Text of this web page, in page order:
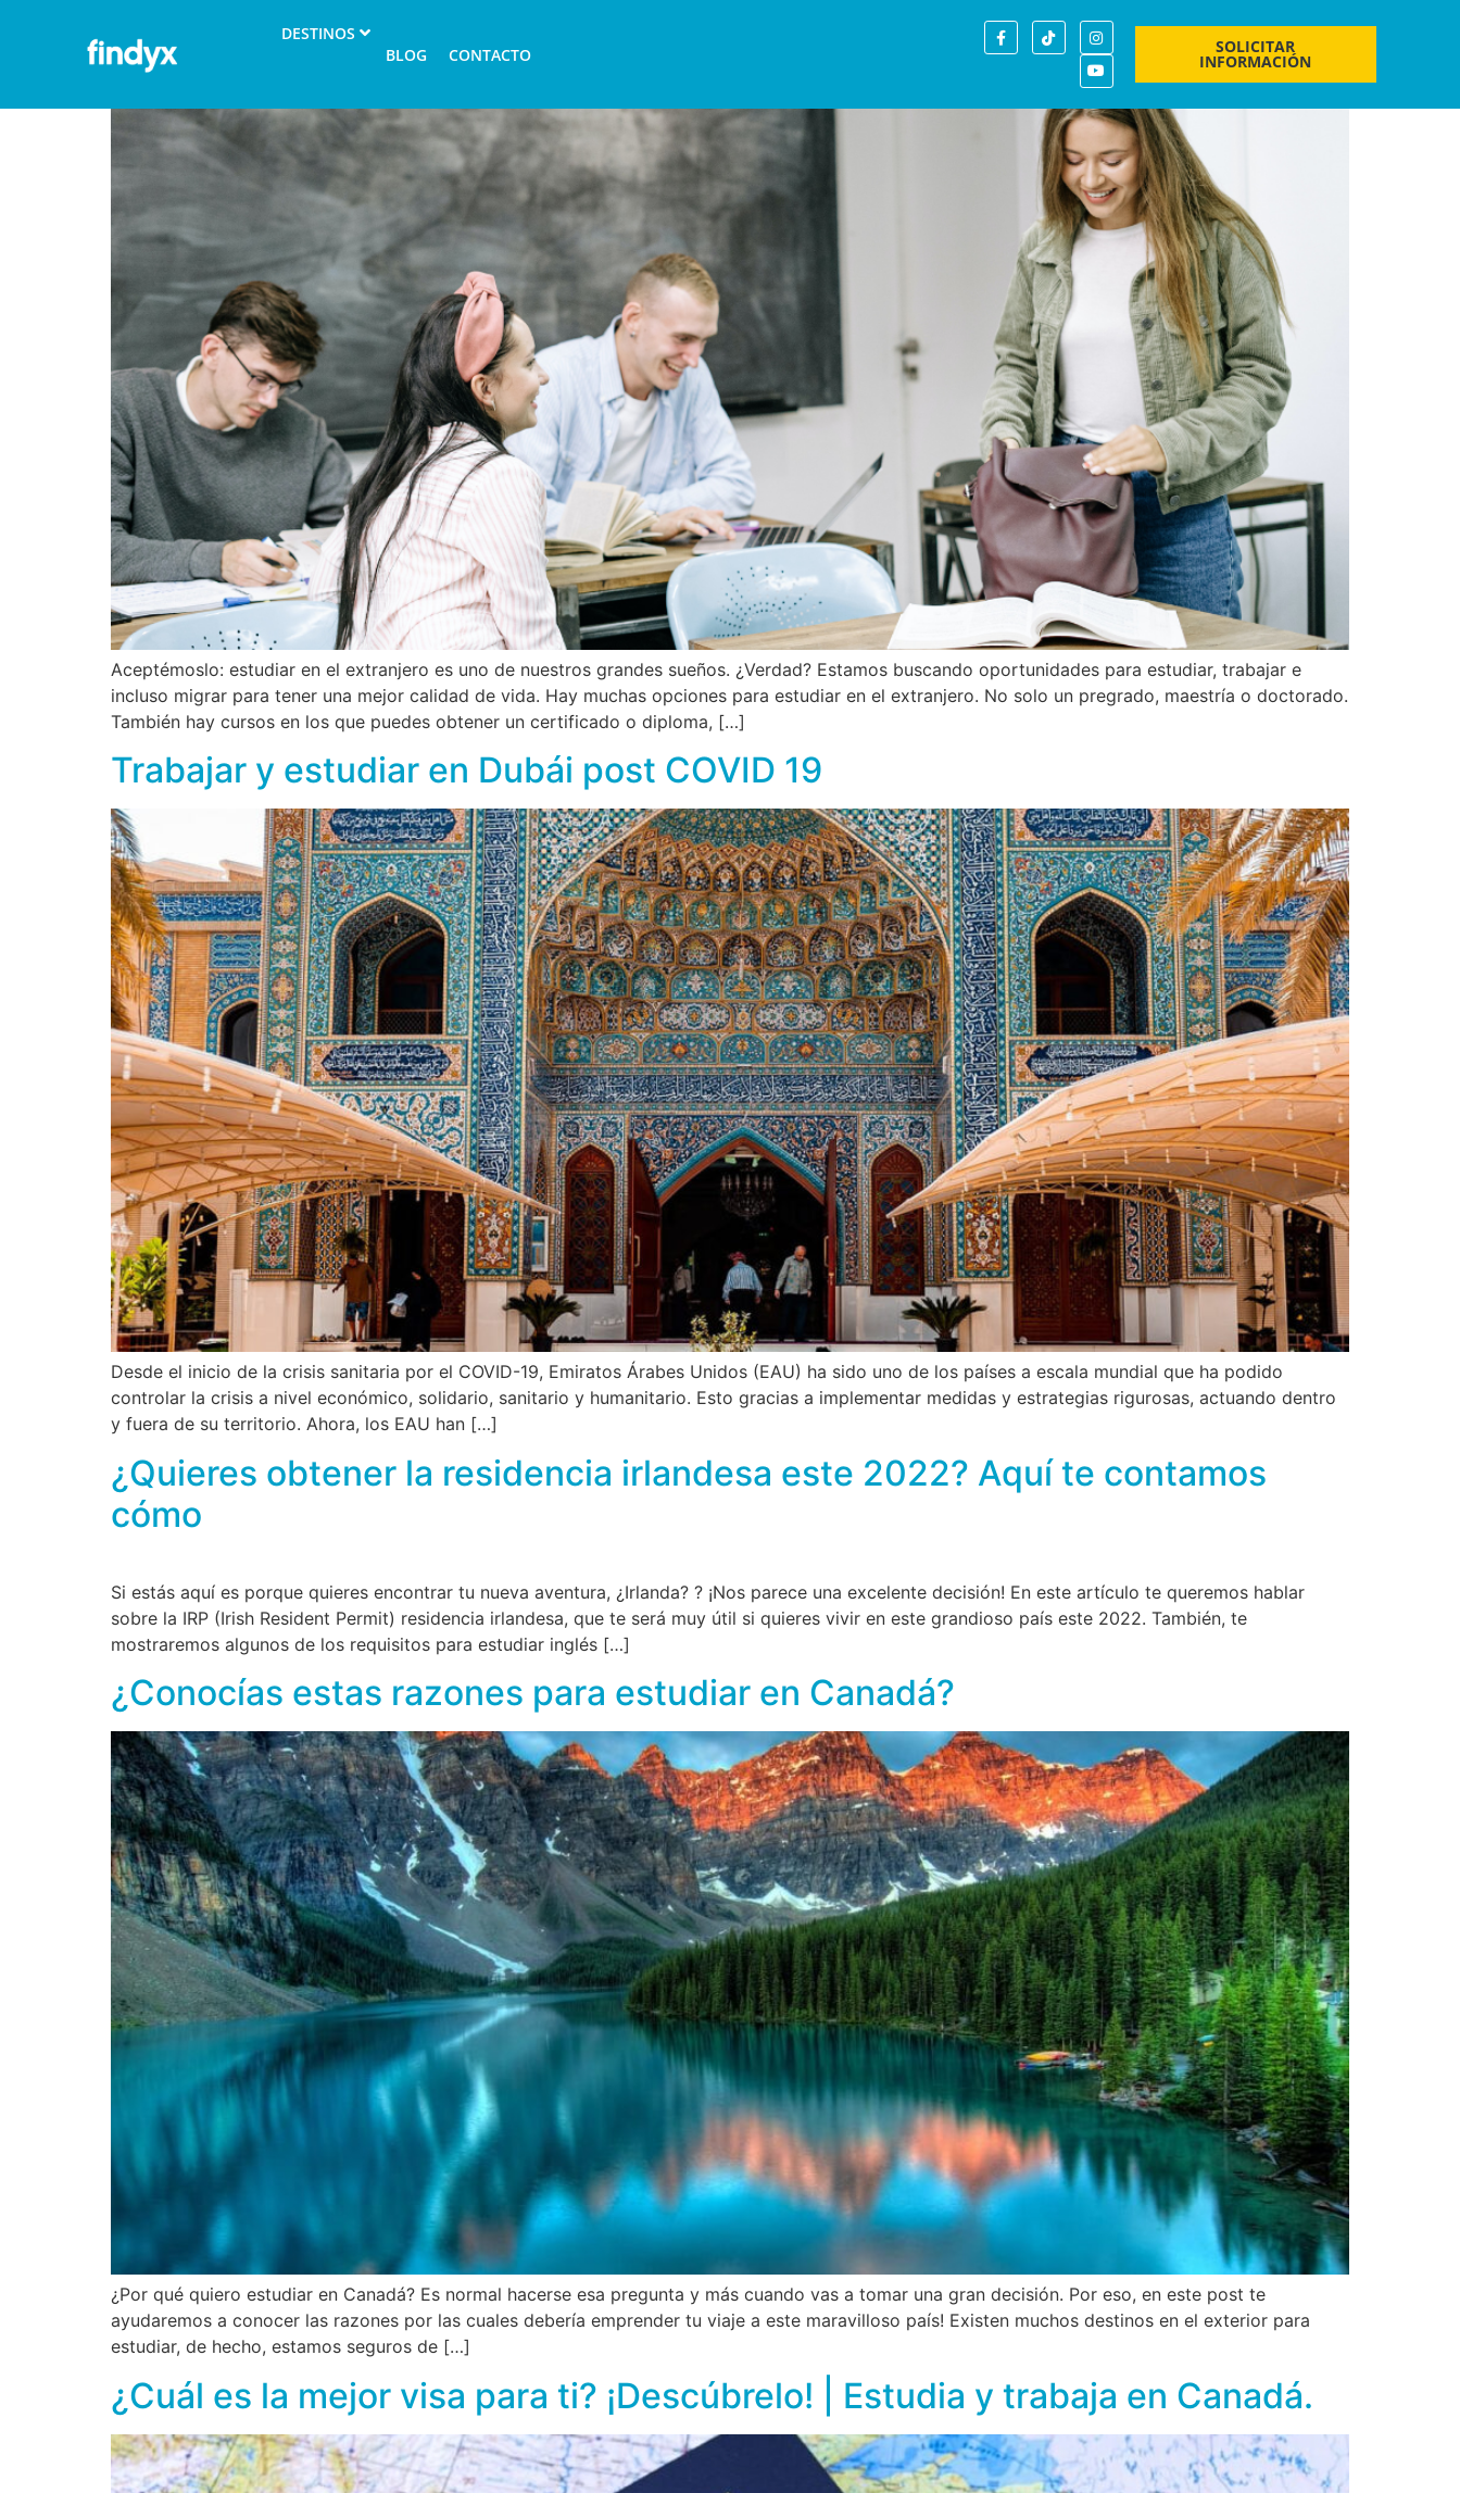
DESTINOS
BLOG
CONTACTO SOLICITAR
INFORMACIÓN
Estudiar un diploma en el extranjero: una oportunidad de crecimiento
profesional
Aceptémoslo: estudiar en el extranjero es uno de nuestros grandes sueños. ¿Verdad? Estamos buscando oportunidades para estudiar, trabajar e
incluso migrar para tener una mejor calidad de vida. Hay muchas opciones para estudiar en el extranjero. No solo un pregrado, maestría o doctorado.
También hay cursos en los que puedes obtener un certificado o diploma, […]
Trabajar y estudiar en Dubái post COVID 19
Desde el inicio de la crisis sanitaria por el COVID-19, Emiratos Árabes Unidos (EAU) ha sido uno de los países a escala mundial que ha podido
controlar la crisis a nivel económico, solidario, sanitario y humanitario. Esto gracias a implementar medidas y estrategias rigurosas, actuando dentro
y fuera de su territorio. Ahora, los EAU han […]
¿Quieres obtener la residencia irlandesa este 2022? Aquí te contamos
cómo
Si estás aquí es porque quieres encontrar tu nueva aventura, ¿Irlanda? ? ¡Nos parece una excelente decisión! En este artículo te queremos hablar
sobre la IRP (Irish Resident Permit) residencia irlandesa, que te será muy útil si quieres vivir en este grandioso país este 2022. También, te
mostraremos algunos de los requisitos para estudiar inglés […]
¿Conocías estas razones para estudiar en Canadá?
¿Por qué quiero estudiar en Canadá? Es normal hacerse esa pregunta y más cuando vas a tomar una gran decisión. Por eso, en este post te
ayudaremos a conocer las razones por las cuales debería emprender tu viaje a este maravilloso país! Existen muchos destinos en el exterior para
estudiar, de hecho, estamos seguros de […]
¿Cuál es la mejor visa para ti? ¡Descúbrelo! | Estudia y trabaja en Canadá.